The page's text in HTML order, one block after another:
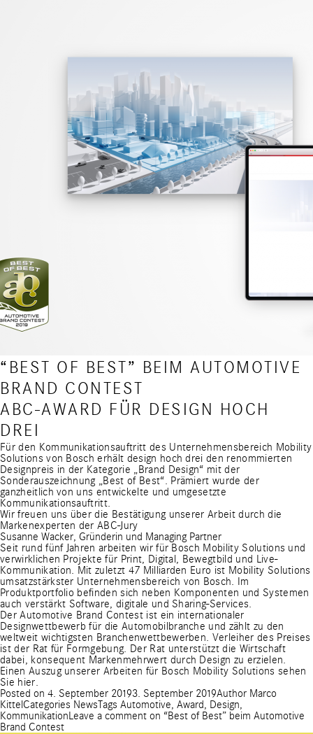
“BEST OF BEST” BEIM AUTOMOTIVE
BRAND CONTEST
ABC-AWARD FÜR DESIGN HOCH
DREI
Für den Kommunikationsauftritt des Unternehmensbereich Mobility
Solutions von Bosch erhält design hoch drei den renommierten
Designpreis in der Kategorie „Brand Design“ mit der
Sonderauszeichnung „Best of Best“. Prämiert wurde der
ganzheitlich von uns entwickelte und umgesetzte
Kommunikationsauftritt.
Wir freuen uns über die Bestätigung unserer Arbeit durch die
Markenexperten der ABC-Jury
Susanne Wacker, Gründerin und Managing Partner
Seit rund fünf Jahren arbeiten wir für Bosch Mobility Solutions und
verwirklichen Projekte für Print, Digital, Bewegtbild und Live-
Kommunikation. Mit zuletzt 47 Milliarden Euro ist Mobility Solutions
umsatzstärkster Unternehmensbereich von Bosch. Im
Produktportfolio befinden sich neben Komponenten und Systemen
auch verstärkt Software, digitale und Sharing-Services.
Der Automotive Brand Contest ist ein internationaler
Designwettbewerb für die Automobilbranche und zählt zu den
weltweit wichtigsten Branchenwettbewerben. Verleiher des Preises
ist der Rat für Formgebung. Der Rat unterstützt die Wirtschaft
dabei, konsequent Markenmehrwert durch Design zu erzielen.
Einen Auszug unserer Arbeiten für Bosch Mobility Solutions sehen
Sie hier.
Posted on 4. September 20193. September 2019Author Marco
KittelCategories NewsTags Automotive Award Design
KommunikationLeave a comment on “Best of Best” beim Automotive
Brand Contest